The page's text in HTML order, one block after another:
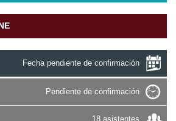
Fecha pendiente de confirmación
Pendiente de confirmación
18 asistentes